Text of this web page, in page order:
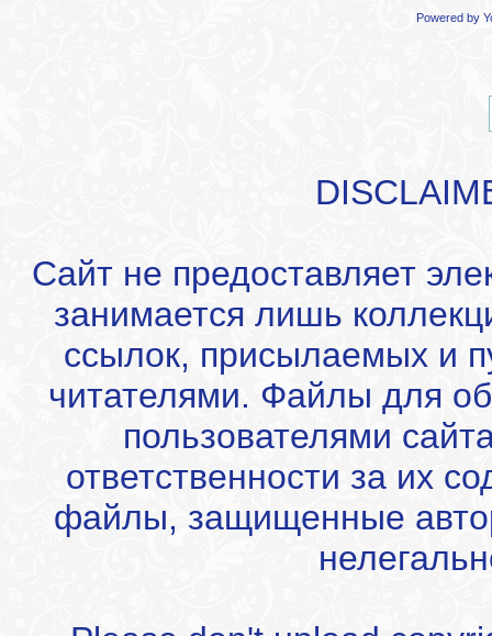
Powered by
Сайт не предоставляет
занимается лишь
ссылок, присылаемых и
читателями. Файлы для
пользователями
ответственности за их
файлы, защищенные